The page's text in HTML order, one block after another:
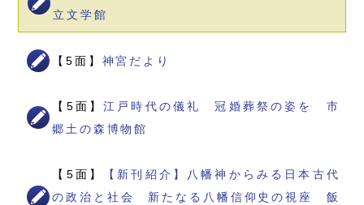
立文学館
【5面】 神宮だより
【5面】江戸時代の儀礼 冠婚葬祭の姿を 市
郷土の森博物館
【5面】
【新刊紹介】八幡神からみる日本古代
の政治と社会 新たなる八幡信仰史の視座 飯